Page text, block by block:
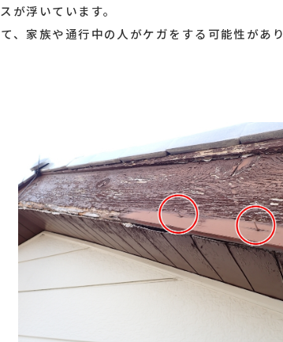
が浮いています。
、家族や通行中の人がケガをする可能性があ